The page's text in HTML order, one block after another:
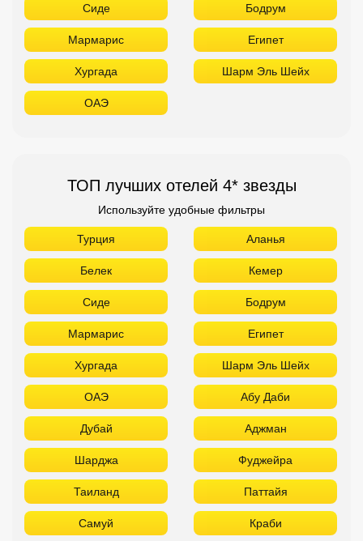
Сиде Бодрум
Мармарис Египет
Хургада Шарм Эль Шейх
ОАЭ
ТОП лучших отелей 4* звезды
Используйте удобные фильтры
Турция Аланья
Белек Кемер
Сиде Бодрум
Мармарис Египет
Хургада Шарм Эль Шейх
ОАЭ Абу Даби
Дубай Аджман
Шарджа Фуджейра
Таиланд Паттайя
Самуй Краби